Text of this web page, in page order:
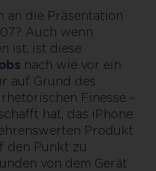
an die Präsentation
Auch wenn
ist, ist diese
nach wie vor ein
auf Grund des
Finesse –
hat, das iPhone
Produkt
den Punkt zu
von dem Gerät